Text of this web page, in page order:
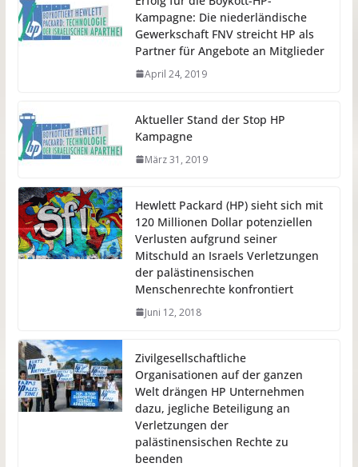
Kampagne: Die niederländische
Gewerkschaft FNV streicht HP als
Partner für Angebote an Mitglieder
April 24, 2019
Aktueller Stand der Stop HP
Kampagne
März 31, 2019
Hewlett Packard (HP) sieht sich mit
120 Millionen Dollar potenziellen
Verlusten aufgrund seiner
Mitschuld an Israels Verletzungen
der palästinensischen
Menschenrechte konfrontiert
Juni 12, 2018
Zivilgesellschaftliche
Organisationen auf der ganzen
Welt drängen HP Unternehmen
dazu, jegliche Beteiligung an
Verletzungen der
palästinensischen Rechte zu
beenden